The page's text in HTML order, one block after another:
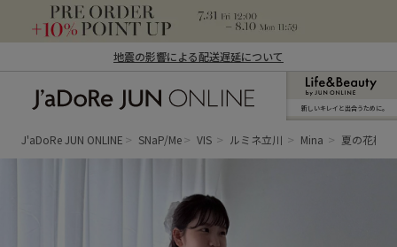
地震の影響による配送遅延について
ン オンライン）
新しいキレイと出合うために。
J'aDoRe JUN ONLINE SNaP/Me VIS ルミネ立川 Mina 夏の花柄